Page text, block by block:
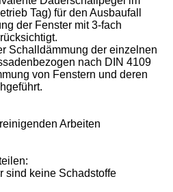
Tag) für den Ausbaufall
der Fenster mit 3-fach
Schalldämmung der einzelnen
nach DIN 4109
von Fenstern und deren
Arbeiten
sind keine Schadstoffe